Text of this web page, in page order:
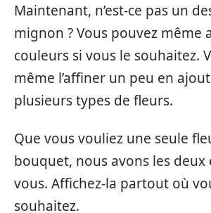
Maintenant, n’est-ce pas un
mignon ? Vous pouvez même
couleurs si vous le souhaitez.
même l’affiner un peu en
plusieurs types de fleurs.
Que vous vouliez une seule
bouquet, nous avons les
vous. Affichez-la partout où
souhaitez.